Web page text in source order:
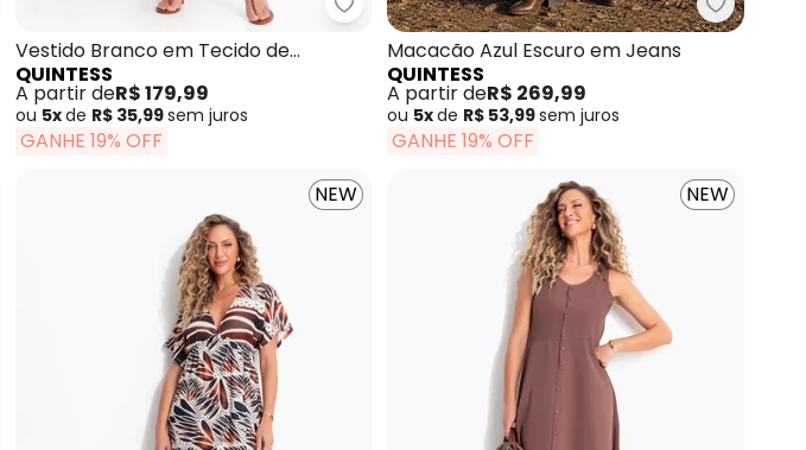
- Kit 2 Regatas Básicas de Alça FinaQuintess - Vestido Branco em Tecido de
Vestido Branco em Tecido de
Alfaiataria
QUINTESS
A partir deR$ 179,99
ou 5xde R$ 35,99sem juros
GANHE 19% OFF
Quintess
Macacão Azul Escuro em Jeans
QUINTESS
A partir deR$ 269,99
ou 5xde R$ 53,99sem juros
GANHE 19% OFF
NEW NEW